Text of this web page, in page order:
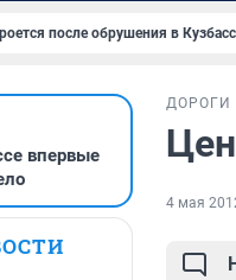
после обрушения в
впервые
ДОРОГИ
4 мая